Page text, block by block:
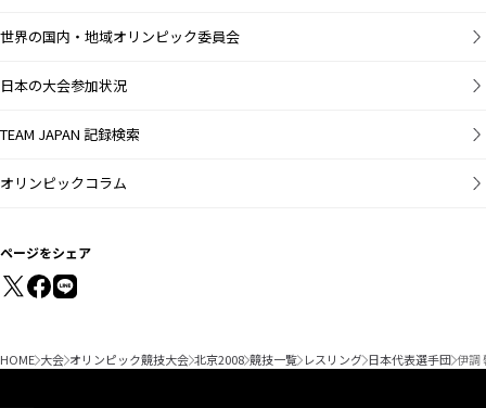
世界の国内・地域オリンピック委員会
日本の大会参加状況
TEAM JAPAN 記録検索
オリンピックコラム
ページをシェア
HOME 大会 オリンピック競技大会 北京2008 競技一覧 レスリング 日本代表選手団 伊調